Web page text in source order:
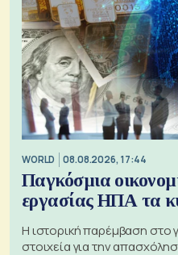
WORLD 08.08.2026, 17:44
Παγκόσμια
εργασίας ΗΠΑ τα
Η ιστορική παρέμβαση στο
στοιχεία για την